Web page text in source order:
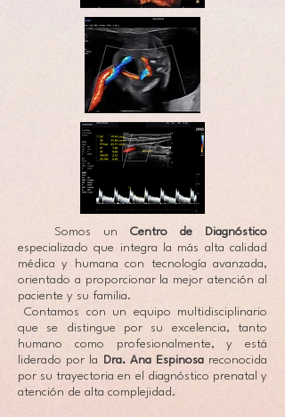
Somos un Centro de Diagnóstico
especializado que integra la más alta calidad
médica y humana con tecnología avanzada,
orientado a proporcionar la mejor atención al
paciente y su familia.
Contamos con un equipo multidisciplinario
que se distingue por su excelencia, tanto
humano como profesionalmente, y está
liderado por la
Dra. Ana Espinosa reconocida
por su trayectoria en el diagnóstico prenatal y
atención de alta complejidad.